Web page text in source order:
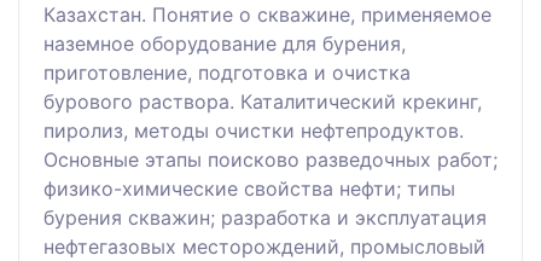
Казахстан. Понятие о скважине, применяемое
наземное оборудование для бурения,
приготовление, подготовка и очистка
бурового раствора. Каталитический крекинг,
пиролиз, методы очистки нефтепродуктов.
Основные этапы поисково разведочных работ;
физико-химические свойства нефти; типы
бурения скважин; разработка и эксплуатация
нефтегазовых месторождений, промысловый